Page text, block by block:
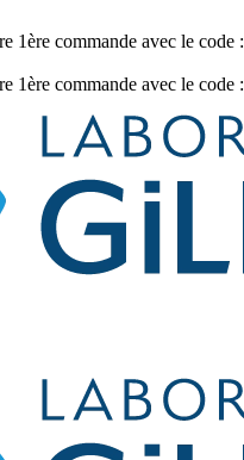
1ère commande avec le code :
1ère commande avec le code :